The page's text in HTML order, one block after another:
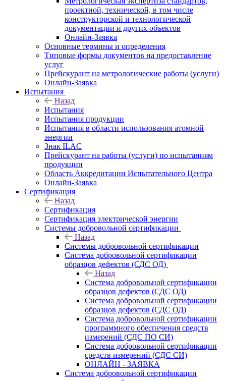
проектной, технической, в том числе
конструкторской и технологической
документации и других объектов
Онлайн-Заявка
Основные термины и определения
Типовые формы документов на предоставление
услуг
Прейскурант на метрологические работы (услуги)
Онлайн-Заявка
Испытания
Назад
Испытания
Испытания продукции
Испытания в области использования атомной
энергии
Знак ILAC
Прейскурант на работы (услуги) по испытаниям
продукции
Область Аккредитации Испытательного Центра
Онлайн-Заявка
Сертификация
Назад
Сертификация
Сертификация электрической энергии
Системы добровольной сертификации
Назад
Системы добровольной сертификации
Система добровольной сертификации
образцов дефектов (СДС ОД)
Назад
Система добровольной сертификации
образцов дефектов (СДС ОД)
Система добровольной сертификации
образцов дефектов (СДС ОД)
Система добровольной сертификации
программного обеспечения средств
измерений (СДС ПО СИ)
Система добровольной сертификации
средств измерений (СДС СИ)
ОНЛАЙН - ЗАЯВКА
Система добровольной сертификации